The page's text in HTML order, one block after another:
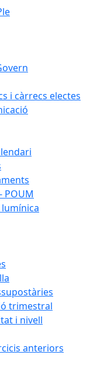
i càrrecs electes
POUM
trimestral
i nivell
anteriors